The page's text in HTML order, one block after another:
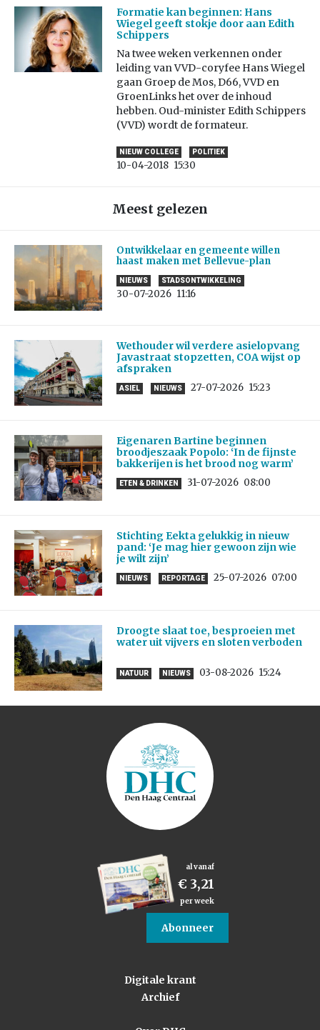
Formatie kan beginnen: Hans
Wiegel geeft stokje door aan Edith
Schippers
Na twee weken verkennen onder
leiding van VVD-coryfee Hans Wiegel
gaan Groep de Mos, D66, VVD en
GroenLinks het over de inhoud
hebben. Oud-minister Edith Schippers
(VVD) wordt de formateur.
NIEUW COLLEGE POLITIEK
10-04-2018 15:30
Meest gelezen
Ontwikkelaar en gemeente willen
haast maken met Bellevue-plan
NIEUWS STADSONTWIKKELING
30-07-2026 11:16
Wethouder wil verdere asielopvang
Javastraat stopzetten, COA wijst op
afspraken
ASIEL NIEUWS 27-07-2026 15:23
Eigenaren Bartine beginnen
broodjeszaak Popolo: ‘In de fijnste
bakkerijen is het brood nog warm’
ETEN & DRINKEN 31-07-2026 08:00
Stichting Eekta gelukkig in nieuw
pand: ‘Je mag hier gewoon zijn wie
je wilt zijn’
NIEUWS REPORTAGE 25-07-2026 07:00
Droogte slaat toe, besproeien met
water uit vijvers en sloten verboden
NATUUR NIEUWS 03-08-2026 15:24
al vanaf
€ 3,21
per week
Abonneer
Digitale krant
Archief